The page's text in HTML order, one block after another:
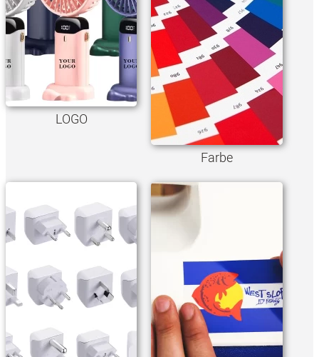
LOGO
Farbe